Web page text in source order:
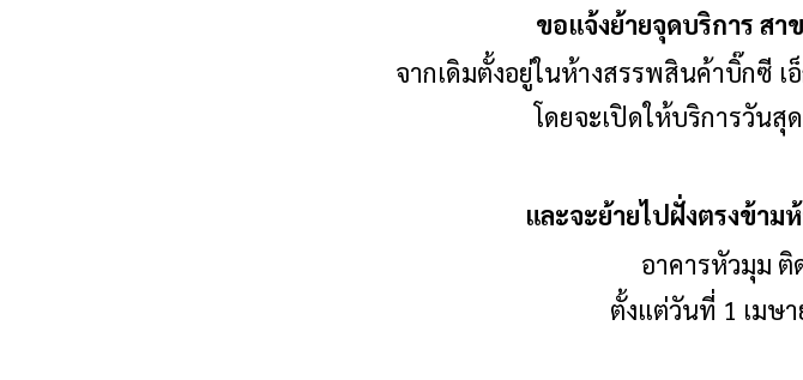
ขอแจ้งย้ายจุดบริการ ส
จากเดิมตั้งอยู่ในห้างสรรพสินค้าบิ๊กซี
โดยจะเปิดให้บริการวัน
และจะย้ายไปฝั่งตรงข้า
อาคารหัวมุม ติ
ตั้งแต่วันที่ 1 เมษ